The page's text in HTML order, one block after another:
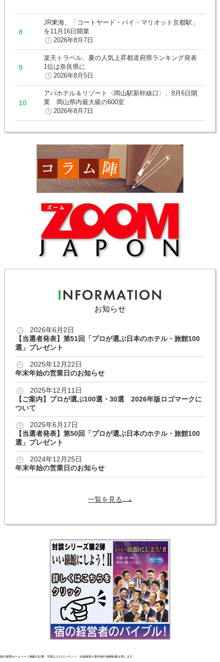
JR東海、「コートヤード・バイ・マリオット京都駅」
を11月16日開業
2026年8月7日
楽天トラベル、夏の人気上昇都道府県ランキング発表
1位は奈良県に
2026年8月5日
アパホテル＆リゾート〈岡山駅新幹線口〉、8月6日開
業 岡山県内最大級の600室
2026年8月7日
お知らせ
2026年6月2日
【当選者発表】第51回「プロが選ぶ日本のホテル・旅館100
選」プレゼント
2025年12月22日
年末年始の営業日のお知らせ
2025年12月11日
【ご案内】プロが選ぶ100選・30選 2026年版ロゴマークに
ついて
2025年6月17日
【当選者発表】第50回「プロが選ぶ日本のホテル・旅館100
選」プレゼント
2024年12月25日
年末年始の営業日のお知らせ
一覧を見る
旅行新聞ホームページ掲載の記事・写真などのコンテンツ、出版物等の著作物の無断転載を禁じます。